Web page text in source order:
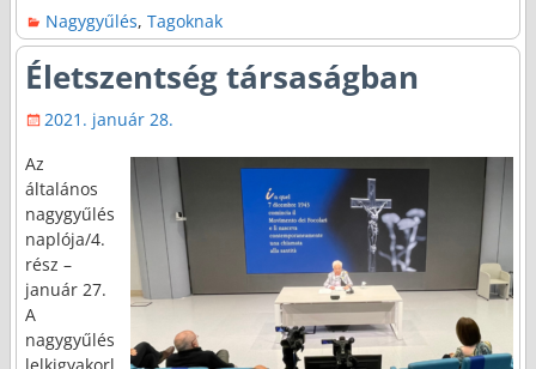
Nagygyűlés,Tagoknak
Életszentség társaságban
2021. január 28.
Az
általános
nagygyűlés
naplója/4.
rész –
január 27.
A
nagygyűlés